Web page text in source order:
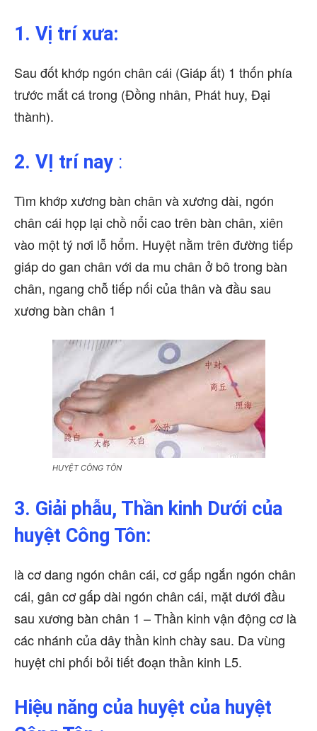
1. Vị trí xưa:
Sau đốt khớp ngón chân cái (Giáp ất) 1 thốn phía
trước mắt cá trong (Đồng nhân, Phát huy, Đại
thành).
2. VỊ trí nay :
Tìm khớp xương bàn chân và xương dài, ngón
chân cái họp lại chồ nổi cao trên bàn chân, xiên
vào một tý nơi lỗ hổm. Huyệt nằm trên đường tiếp
giáp do gan chân với da mu chân ở bô trong bàn
chân, ngang chỗ tiếp nối của thân và đầu sau
xương bàn chân 1
HUYỆT CÔNG TÔN
3. Giải phẫu, Thần kinh Dưới của
huyệt Công Tôn:
là cơ dang ngón chân cái, cơ gấp ngắn ngón chân
cái, gân cơ gấp dài ngón chân cái, mặt dưới đầu
sau xương bàn chân 1 – Thần kinh vận động cơ là
các nhánh của dây thần kinh chày sau. Da vùng
huyệt chi phối bỏi tiết đoạn thần kinh L5.
Hiệu năng của huyệt của huyệt